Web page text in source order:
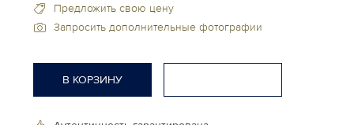
Предложить свою цену
Запросить дополнительные фотографии
В КОРЗИНУ